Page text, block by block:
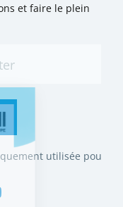
et faire le plein
utilisée pour